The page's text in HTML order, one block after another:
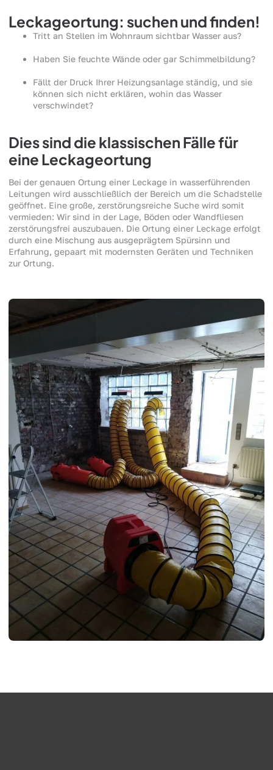
Leckageortung: suchen und finden!
Tritt an Stellen im Wohnraum sichtbar Wasser aus?
Haben Sie feuchte Wände oder gar Schimmelbildung?
Fällt der Druck Ihrer Heizungsanlage ständig, und sie
können sich nicht erklären, wohin das Wasser
verschwindet?
Dies sind die klassischen Fälle für
eine Leckageortung
Bei der genauen Ortung einer Leckage in wasserführenden
Leitungen wird ausschließlich der Bereich um die Schadstelle
geöffnet. Eine große, zerstörungsreiche Suche wird somit
vermieden: Wir sind in der Lage, Böden oder Wandfliesen
zerstörungsfrei auszubauen. Die Ortung einer Leckage erfolgt
durch eine Mischung aus ausgeprägtem Spürsinn und
Erfahrung, gepaart mit modernsten Geräten und Techniken
zur Ortung.